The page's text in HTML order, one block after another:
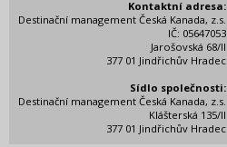
Kontaktní adresa:
Destinační management Česká Kanada, z.s.
IČ: 05647053
Jarošovská 68/II
377 01 Jindřichův Hradec
Sídlo společnosti:
Destinační management Česká Kanada, z.s.
Klášterská 135/II
377 01 Jindřichův Hradec